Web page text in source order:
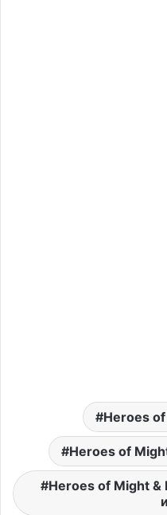
Heroes
Heroes of
Heroes of Might &